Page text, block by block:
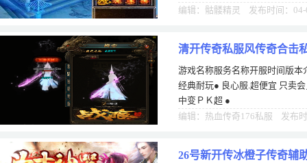
级当爸多今日新开传奇私服sf，
编辑：骷髅精灵 发布时间：04-
清开传奇私服风传奇合击
游戏名称服务名称开服时间版本
经典耐玩● 良心服.超便宜 只卖
中变ＰＫ超 ●
编辑：热血传奇176私服 发布
26号新开传冰橙子传奇辅